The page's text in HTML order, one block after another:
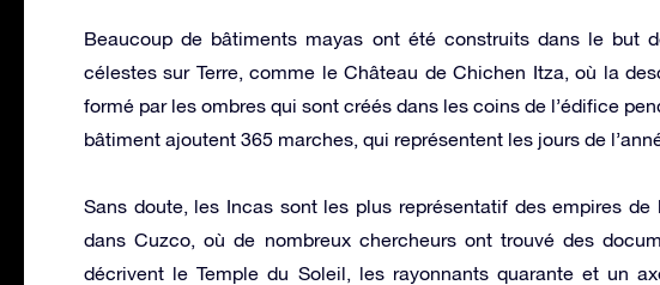
Beaucoup de bâtiments mayas ont été construits dans le but
célestes sur Terre, comme le Château de Chichen Itza, où la
formé par les ombres qui sont créés dans les coins de l’édifice
bâtiment ajoutent 365 marches, qui représentent les jours de
Sans doute, les Incas sont les plus représentatif des empires de
dans Cuzco, où de nombreux chercheurs ont trouvé des
décrivent le Temple du Soleil, les rayonnants quarante et un